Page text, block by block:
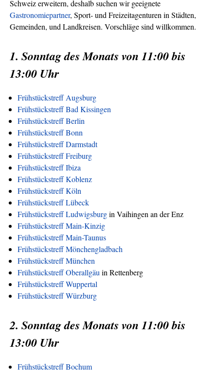
Schweiz erweitern, deshalb suchen wir geeignete
Gastronomiepartner, Sport- und Freizeitagenturen in Städten,
Gemeinden, und Landkreisen. Vorschläge sind willkommen.
1. Sonntag des Monats von 11:00 bis
13:00 Uhr
Frühstückstreff Augsburg
Frühstückstreff Bad Kissingen
Frühstückstreff Berlin
Frühstückstreff Bonn
Frühstückstreff Darmstadt
Frühstückstreff Freiburg
Frühstückstreff Ibiza
Frühstückstreff Koblenz
Frühstückstreff Köln
Frühstückstreff Lübeck
Frühstückstreff Ludwigsburgin Vaihingen an der Enz
Frühstückstreff Main-Kinzig
Frühstückstreff Main-Taunus
Frühstückstreff Mönchengladbach
Frühstückstreff München
Frühstückstreff Oberallgäu in Rettenberg
Frühstückstreff Wuppertal
Frühstückstreff Würzburg
2. Sonntag des Monats von 11:00 bis
13:00 Uhr
Frühstückstreff Bochum